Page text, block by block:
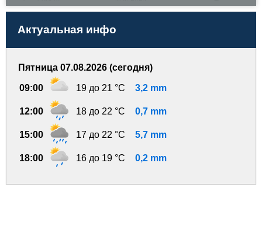
Актуальная инфо
Пятница 07.08.2026 (сегодня)
09:00 19 до 21 °C 3,2 mm
12:00 18 до 22 °C 0,7 mm
15:00 17 до 22 °C 5,7 mm
18:00 16 до 19 °C 0,2 mm